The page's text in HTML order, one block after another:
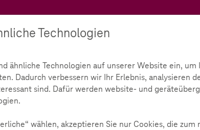
ChatGPT & Co. Interview: Alte Lernformen mit
KI aufbrechen
Technologien
ähnliche Technologien auf unserer Website ein,
Dadurch verbessern wir Ihr Erlebnis, analysieren
sind. Dafür werden website- und
wählen, akzeptieren Sie nur Cookies, die